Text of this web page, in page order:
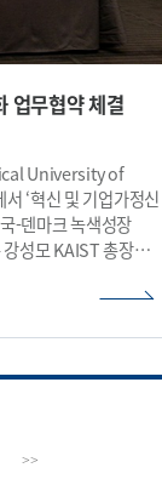
업무협약 체결
University of
‘혁신 및 기업가정신
-덴마크 녹색성장
성모 KAIST 총장과
렸다. 이번
참가 ▲ KAIST 주관의
공과대학으로 ‘2013
. 현재 8천여명의
>>